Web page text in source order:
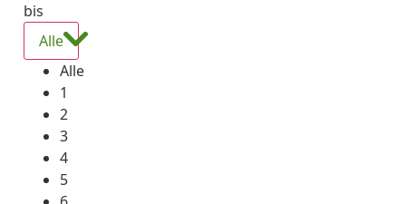
bis
Alle
Alle
1
2
3
4
5